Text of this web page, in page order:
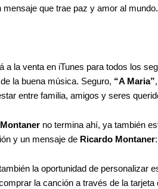
mensaje que trae paz y amor al mundo.
a la venta en iTunes para todos los
la buena música. Seguro, “A Maria”
entre familia, amigos y seres
Montaner no termina ahí, ya también
y un mensaje de Ricardo Montaner:
la oportunidad de personalizar
la canción a través de la